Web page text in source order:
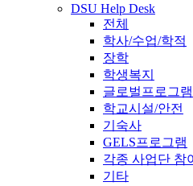
DSU Help Desk
전체
학사/수업/학적
장학
학생복지
글로벌프로그
학교시설/안전
기숙사
GELS프로그램
각종 사업단 참
기타